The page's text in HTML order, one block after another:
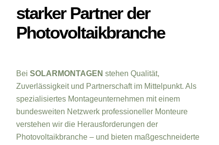
starker Partner der
Photovoltaikbranche
Bei SOLARMONTAGEN stehen Qualität,
Zuverlässigkeit und Partnerschaft im Mittelpunkt. Als
spezialisiertes Montageunternehmen mit einem
bundesweiten Netzwerk professioneller Monteure
verstehen wir die Herausforderungen der
Photovoltaikbranche – und bieten maßgeschneiderte